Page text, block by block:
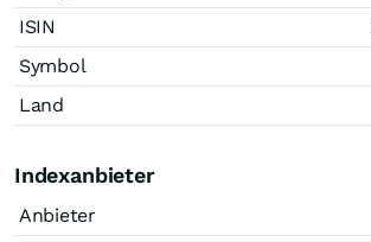
ISIN
Symbol
Land
Indexanbieter
Anbieter